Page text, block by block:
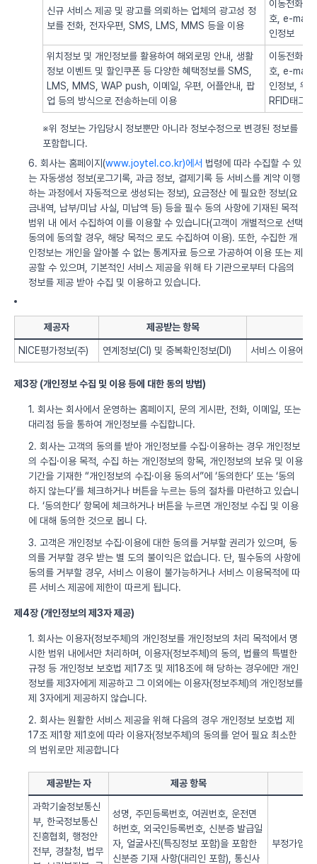
신규 서비스 제공 및 광고를 의뢰하는 업체의 광고성 정
보를 전화, 전자우편, SMS, LMS, MMS 등을 이용
이동전화번
호, e-mail,
인정보
위치정보 및 개인정보를 활용하여 해외로밍 안내, 생활
정보 이벤트 및 할인쿠폰 등 다양한 혜택정보를 SMS,
LMS, MMS, WAP push, 이메일, 우편, 어플안내, 팝
업 등의 방식으로 전송하는데 이용
이동전화번
호, e-mail,
인정보, 위
RFID태그
※위 정보는 가입당시 정보뿐만 아니라 정보수정으로 변경된 정보를
포함합니다.
6. 회사는 홈페이지(www.joytel.co.kr)에서 법령에 따라 수집할 수 있
는 자동생성 정보(로그기록, 과금 정보, 결제기록 등 서비스를 계약 이행
하는 과정에서 자동적으로 생성되는 정보), 요금정산 에 필요한 정보(요
금내역, 납부/미납 사실, 미납액 등) 등을 필수 동의 사항에 기재된 목적
범위 내 에서 수집하여 이를 이용할 수 있습니다(고객이 개별적으로 선택
동의에 동의할 경우, 해당 목적으 로도 수집하여 이용). 또한, 수집한 개
인정보는 개인을 알아볼 수 없는 통계자료 등으로 가공하여 이용 또는 제
공할 수 있으며, 기본적인 서비스 제공을 위해 타 기관으로부터 다음의
정보를 제공 받아 수집 및 이용하고 있습니다.
제공자 제공받는 항목
NICE평가정보(주) 연계정보(CI) 및 중복확인정보(DI) 서비스 이용에
제3장 (개인정보 수집 및 이용 등에 대한 동의 방법)
1. 회사는 회사에서 운영하는 홈페이지, 문의 게시판, 전화, 이메일, 또는
대리점 등을 통하여 개인정보를 수집합니다.
2. 회사는 고객의 동의를 받아 개인정보를 수집·이용하는 경우 개인정보
의 수집·이용 목적, 수집 하는 개인정보의 항목, 개인정보의 보유 및 이용
기간을 기재한 “개인정보의 수집·이용 동의서”에 ‘동의한다’ 또는 ‘동의
하지 않는다’를 체크하거나 버튼을 누르는 등의 절차를 마련하고 있습니
다. ‘동의한다’ 항목에 체크하거나 버튼을 누르면 개인정보 수집 및 이용
에 대해 동의한 것으로 봅니 다.
3. 고객은 개인정보 수집·이용에 대한 동의를 거부할 권리가 있으며, 동
의를 거부할 경우 받는 별 도의 불이익은 없습니다. 단, 필수동의 사항에
동의를 거부할 경우, 서비스 이용이 불가능하거나 서비스 이용목적에 따
른 서비스 제공에 제한이 따르게 됩니다.
제4장 (개인정보의 제3자 제공)
1. 회사는 이용자(정보주체)의 개인정보를 개인정보의 처리 목적에서 명
시한 범위 내에서만 처리하며, 이용자(정보주체)의 동의, 법률의 특별한
규정 등 개인정보 보호법 제17조 및 제18조에 해 당하는 경우에만 개인
정보를 제3자에게 제공하고 그 이외에는 이용자(정보주체)의 개인정보를
제 3자에게 제공하지 않습니다.
2. 회사는 원활한 서비스 제공을 위해 다음의 경우 개인정보 보호법 제
17조 제1항 제1호에 따라 이용자(정보주체)의 동의를 얻어 필요 최소한
의 범위로만 제공합니다
제공받는 자 제공 항목
과학기술정보통신
부, 한국정보통신
진흥협회, 행정안
전부, 경찰청, 법무
성명, 주민등록번호, 여권번호, 운전면
허번호, 외국인등록번호, 신분증 발급일
자, 얼굴사진(특징정보 포함)을 포함한
신분증 기재 사항(대리인 포함), 통신사
부정가입